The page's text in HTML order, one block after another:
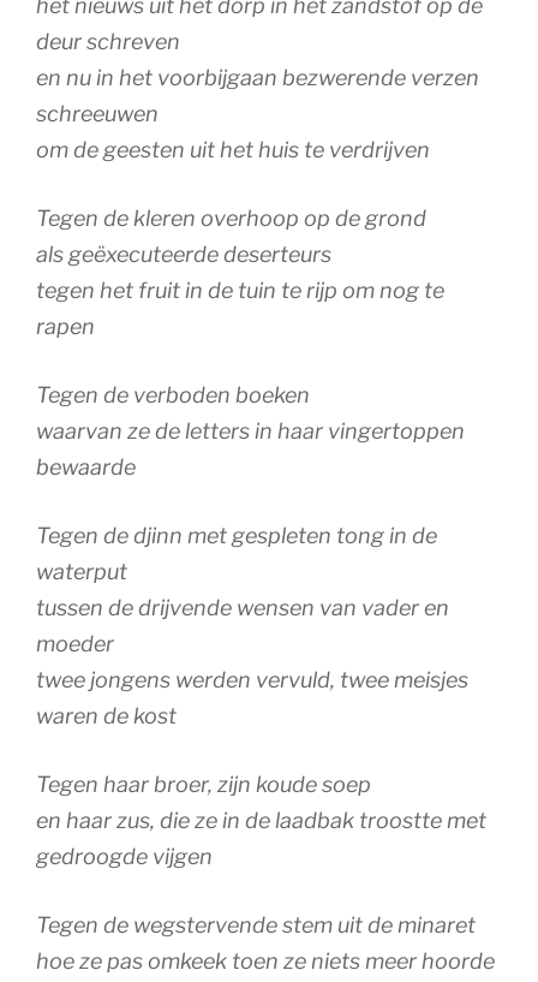
het nieuws uit het dorp in het zandstof op de
deur schreven
en nu in het voorbijgaan bezwerende verzen
schreeuwen
om de geesten uit het huis te verdrijven
Tegen de kleren overhoop op de grond
als geëxecuteerde deserteurs
tegen het fruit in de tuin te rijp om nog te
rapen
Tegen de verboden boeken
waarvan ze de letters in haar vingertoppen
bewaarde
Tegen de djinn met gespleten tong in de
waterput
tussen de drijvende wensen van vader en
moeder
twee jongens werden vervuld, twee meisjes
waren de kost
Tegen haar broer, zijn koude soep
en haar zus, die ze in de laadbak troostte met
gedroogde vijgen
Tegen de wegstervende stem uit de minaret
hoe ze pas omkeek toen ze niets meer hoorde